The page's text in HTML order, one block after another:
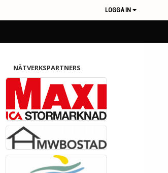
LOGGA IN
NÄTVERKSPARTNERS